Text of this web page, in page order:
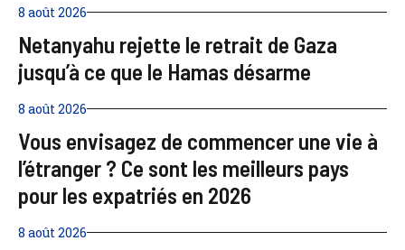
8 août 2026
Netanyahu rejette le retrait de Gaza
jusqu’à ce que le Hamas désarme
8 août 2026
Vous envisagez de commencer une vie à
l’étranger ? Ce sont les meilleurs pays
pour les expatriés en 2026
8 août 2026